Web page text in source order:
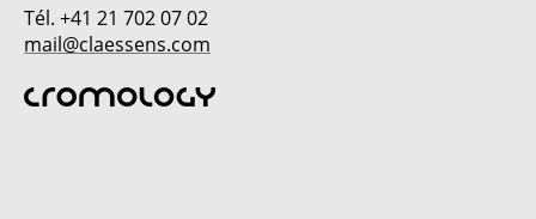
Tél. +41 21 702 07 02
mail@claessens.com